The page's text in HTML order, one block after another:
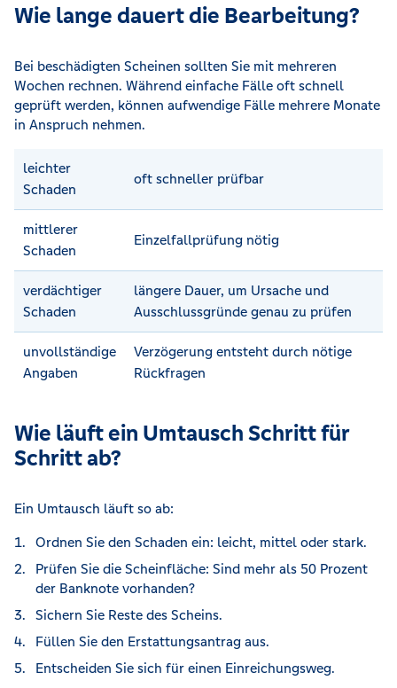
Wie lange dauert die Bearbeitung?
Bei beschädigten Scheinen sollten Sie mit mehreren
Wochen rechnen. Während einfache Fälle oft schnell
geprüft werden, können aufwendige Fälle mehrere Monate
in Anspruch nehmen.
leichter
Schaden
oft schneller prüfbar
mittlerer
Schaden
Einzelfallprüfung nötig
verdächtiger
Schaden
längere Dauer, um Ursache und
Ausschlussgründe genau zu prüfen
unvollständige
Angaben
Verzögerung entsteht durch nötige
Rückfragen
Wie läuft ein Umtausch Schritt für
Schritt ab?
Ein Umtausch läuft so ab:
Ordnen Sie den Schaden ein: leicht, mittel oder stark.
Prüfen Sie die Scheinfläche: Sind mehr als 50 Prozent
der Banknote vorhanden?
Sichern Sie Reste des Scheins.
Füllen Sie den Erstattungsantrag aus.
Entscheiden Sie sich für einen Einreichungsweg.